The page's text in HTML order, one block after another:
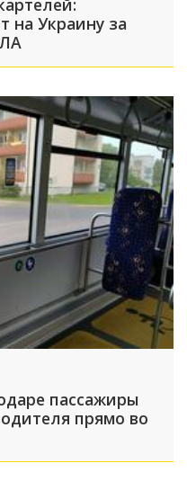
на Украину за
пассажиры
прямо во